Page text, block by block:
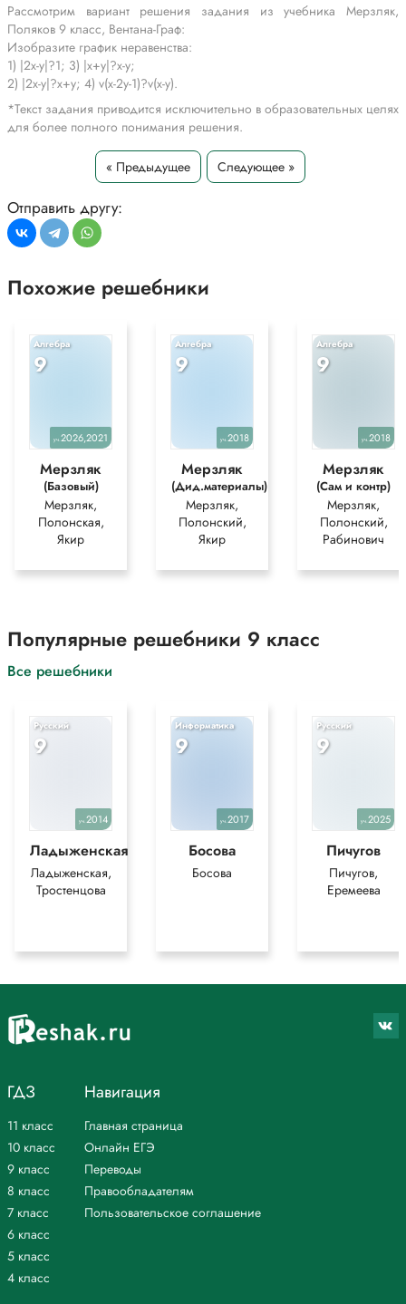
Рассмотрим вариант решения задания из учебника Мерзляк,
Поляков 9 класс, Вентана-Граф:
Изобразите график неравенства:
1) |2x-y|?1; 3) |x+y|?x-y;
2) |2x-y|?x+y; 4) v(x-2y-1)?v(x-y).
*Текст задания приводится исключительно в образовательных целях
для более полного понимания решения.
« Предыдущее Следующее »
Отправить другу:
Похожие решебники
Алгебра
9
уч.2026,2021
Мерзляк
(Базовый)
Мерзляк,
Полонская,
Якир
Алгебра
9
уч.2018
Мерзляк
(Дид.материалы)
Мерзляк,
Полонский,
Якир
Алгебра
9
уч.2018
Мерзляк
(Сам и контр)
Мерзляк,
Полонский,
Рабинович
Популярные решебники 9 класс
Все решебники
Русский
9
уч.2014
Ладыженская
Ладыженская,
Тростенцова
Информатика
9
уч.2017
Босова
Босова
Русский
9
уч.2025
Пичугов
Пичугов,
Еремеева
ГДЗ
11 класс
10 класс
9 класс
8 класс
7 класс
6 класс
5 класс
4 класс
Навигация
Главная страница
Онлайн ЕГЭ
Переводы
Правообладателям
Пользовательское соглашение